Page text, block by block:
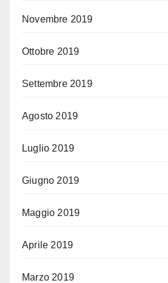
Novembre 2019
Ottobre 2019
Settembre 2019
Agosto 2019
Luglio 2019
Giugno 2019
Maggio 2019
Aprile 2019
Marzo 2019